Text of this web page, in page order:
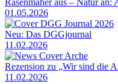
Rasenmäher aus – Natur
01.05.2026
Neu: Das DGGjournal
11.02.2026
Rezension zu „Wir sind die
11.02.2026